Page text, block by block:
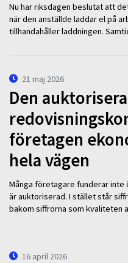
Nu har riksdagen beslutat att
när den anställde laddar el på
tillhandahåller laddningen.
21 maj 2026
Den
företagen
hela vägen
Många företagare funderar
är auktoriserad. I stället står
bakom siffrorna som kvaliteten
16 april 2026